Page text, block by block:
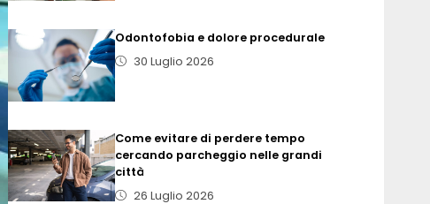
Odontofobia e dolore procedurale
30 Luglio 2026
Come evitare di perdere tempo
cercando parcheggio nelle grandi
città
26 Luglio 2026